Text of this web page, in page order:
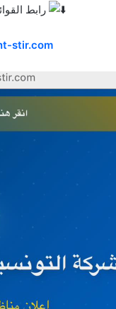
stir.com